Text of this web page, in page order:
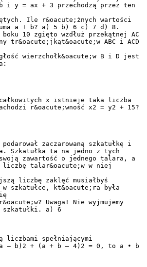
i y = ax + 3 przechodzą przez ten
Ile r&oacute;żnych wartości
a + b? a) 5 b) 6 c) 7 d) 8.
boku 10 zgięto wzdłuż przekątnej AC
tr&oacute;jkąt&oacute;w ABC i ACD
wierzchołk&oacute;w B i D jest
x istnieje taka liczba
r&oacute;wność x2 = y2 + 15?
zaczarowaną szkatułkę i
Szkatułka ta na jedno z tych
zawartość o jednego talara, a
liczbę talar&oacute;w w niej
liczbę zaklęć musiałbyś
w szkatułce, kt&oacute;ra była
Uwaga! Nie wyjmujemy
szkatułki. a) 6
spełniającymi
– b)2 + (a + b – 4)2 = 0, to a ∙ b